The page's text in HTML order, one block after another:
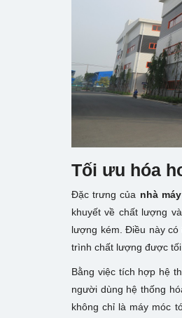
Tối ưu hóa
Đặc trưng của nhà
khuyết về chất lượng
lượng kém. Điều này có
trình chất lượng được
Bằng việc tích hợp hệ
người dùng hệ thống
không chỉ là máy móc